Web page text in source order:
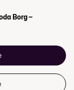
Borg –